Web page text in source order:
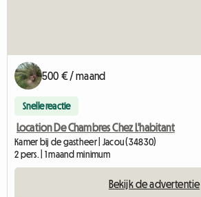
500 € / maand
Snelle reactie
Location De Chambres Chez L'habitant
Kamer bij de gastheer | Jacou (34830)
2 pers. | 1 maand minimum
Bekijk de advertentie